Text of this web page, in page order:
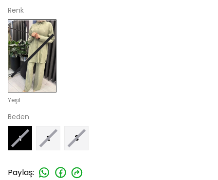
Renk
Yeşil
Beden
1 2 3
Paylaş: